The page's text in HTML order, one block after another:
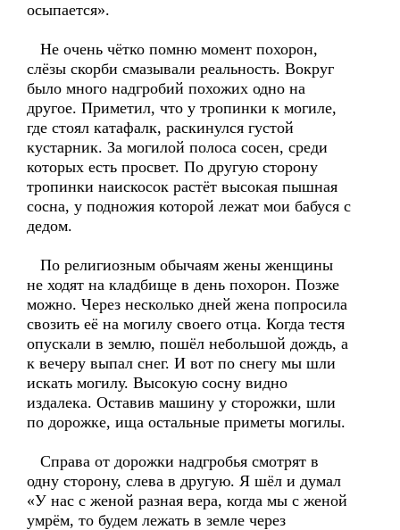
осыпается».
Не очень чётко помню момент похорон,
слёзы скорби смазывали реальность. Вокруг
было много надгробий похожих одно на
другое. Приметил, что у тропинки к могиле,
где стоял катафалк, раскинулся густой
кустарник. За могилой полоса сосен, среди
которых есть просвет. По другую сторону
тропинки наискосок растёт высокая пышная
сосна, у подножия которой лежат мои бабуся с
дедом.
По религиозным обычаям жены женщины
не ходят на кладбище в день похорон. Позже
можно. Через несколько дней жена попросила
свозить её на могилу своего отца. Когда тестя
опускали в землю, пошёл небольшой дождь, а
к вечеру выпал снег. И вот по снегу мы шли
искать могилу. Высокую сосну видно
издалека. Оставив машину у сторожки, шли
по дорожке, ища остальные приметы могилы.
Справа от дорожки надгробья смотрят в
одну сторону, слева в другую. Я шёл и думал
«У нас с женой разная вера, когда мы с женой
умрём, то будем лежать в земле через